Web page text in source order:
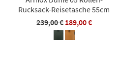
Rucksack-Reisetasche 55cm
239,00 € 189,00 €